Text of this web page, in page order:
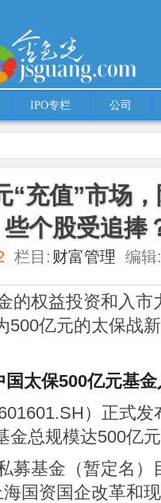
IPO专栏 公司
assumed 'multiple' (this will throw
险资加速入市，哪些个股受追捧？
“充值”市场
些个股受追捧
栏目: 财富管理 编辑:
的权益投资和入市
500亿元的太保战
国太保500亿元基
）正式
金总规模达500亿
募基金（暂定名）
国资国企改革和